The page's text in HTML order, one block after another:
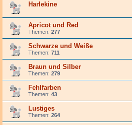
Harlekine
Apricot und Red
Themen: 277
Schwarze und Weiße
Themen: 711
Braun und Silber
Themen: 279
Fehlfarben
Themen: 43
Lustiges
Themen: 264